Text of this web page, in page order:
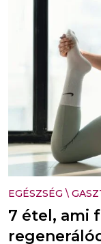
EGÉSZSÉG \
7 étel, ami